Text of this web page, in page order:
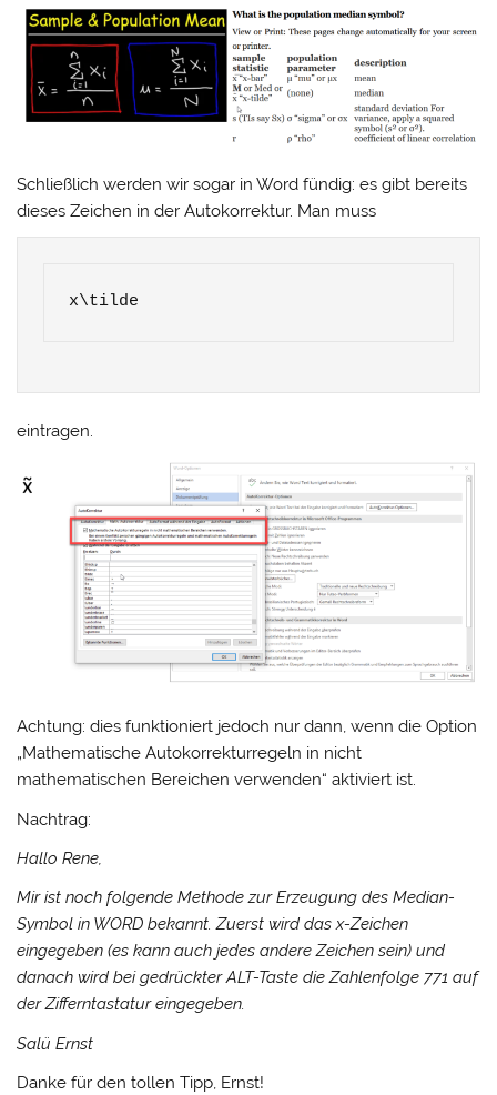
Schließlich werden wir sogar in Word fündig: es gibt bereits
dieses Zeichen in der Autokorrektur. Man muss
x\tilde
eintragen.
Achtung: dies funktioniert jedoch nur dann, wenn die Option
„Mathematische Autokorrekturregeln in nicht
mathematischen Bereichen verwenden“ aktiviert ist.
Nachtrag:
Hallo Rene,
Mir ist noch folgende Methode zur Erzeugung des Median-
Symbol in WORD bekannt. Zuerst wird das x-Zeichen
eingegeben (es kann auch jedes andere Zeichen sein) und
danach wird bei gedrückter ALT-Taste die Zahlenfolge 771 auf
der Zifferntastatur eingegeben.
Salü Ernst
Danke für den tollen Tipp, Ernst!